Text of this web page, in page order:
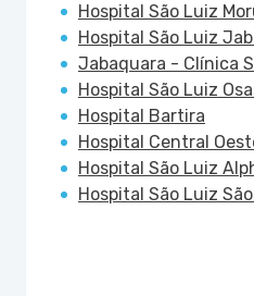
Hospital São Luiz
Hospital São Luiz
Jabaquara - Clínica
Hospital São Luiz
Hospital Bartira
Hospital Central
Hospital São Luiz
Hospital São Luiz